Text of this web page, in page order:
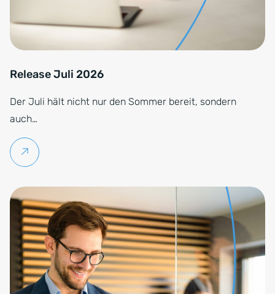
Release Juli 2026
Der Juli hält nicht nur den Sommer bereit, sondern
auch…
Weiterlesen